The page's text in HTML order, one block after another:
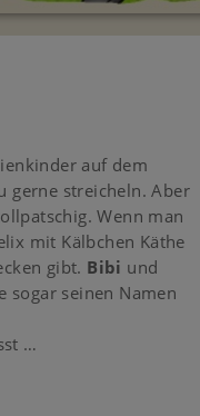
auf dem
gerne streicheln. Aber
Wenn man
mit Kälbchen Käthe
gibt. Bibi und
sogar seinen Namen
…